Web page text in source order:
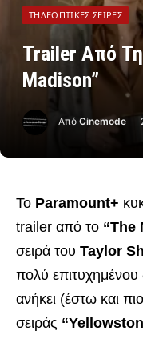
ΤΗΛΕΟΠΤΙΚΈΣ ΣΕΙΡΈΣ
Trailer Από
Madison”
Από Cinemode
Το Paramount+
trailer από το “The
σειρά του Taylor
πολύ
ανήκει (έστω και
σειράς